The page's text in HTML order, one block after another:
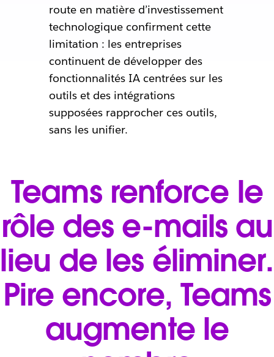
route en matière d’investissement
technologique confirment cette
limitation : les entreprises
continuent de développer des
fonctionnalités IA centrées sur les
outils et des intégrations
supposées rapprocher ces outils,
sans les unifier.
Teams renforce le
rôle des e-mails au
lieu de les éliminer.
Pire encore, Teams
augmente le